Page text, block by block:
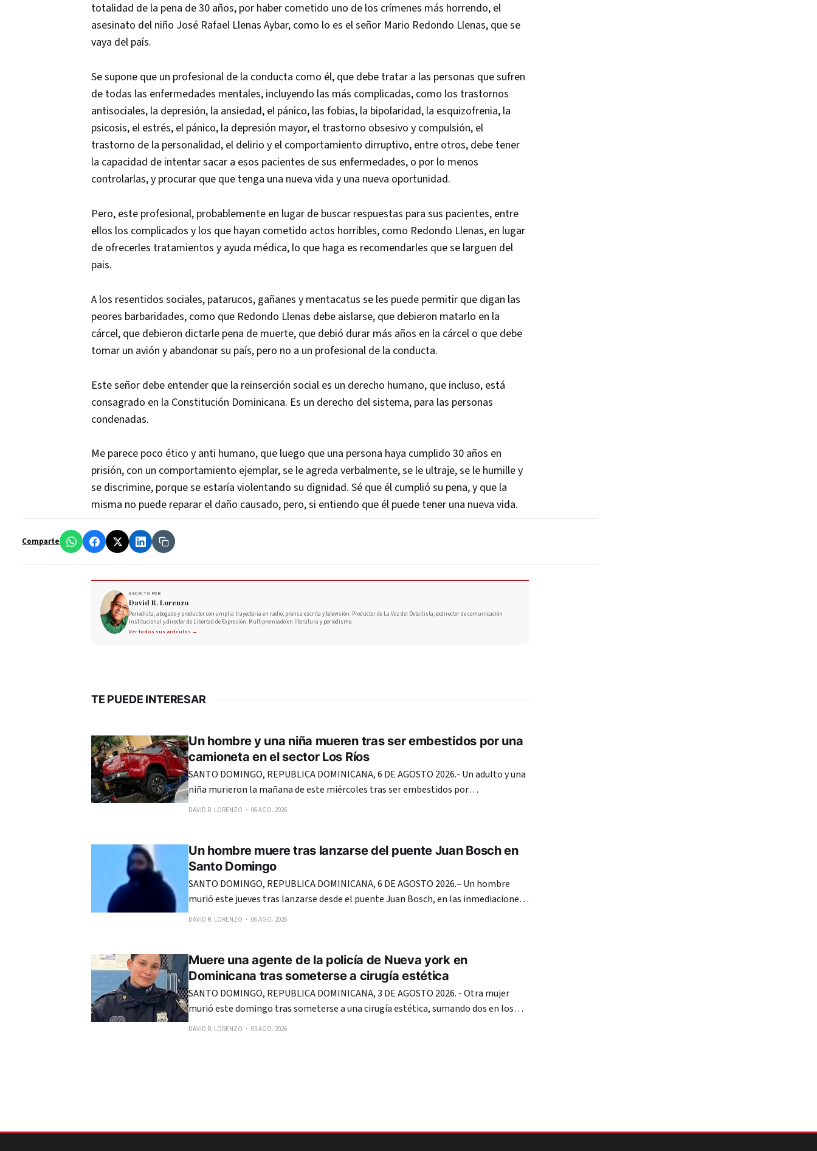
totalidad de la pena de 30 años, por haber cometido uno de los crímenes más horrendo, el
asesinato del niño José Rafael Llenas Aybar, como lo es el señor Mario Redondo Llenas, que se
vaya del país.
Se supone que un profesional de la conducta como él, que debe tratar a las personas que sufren
de todas las enfermedades mentales, incluyendo las más complicadas, como los trastornos
antisociales, la depresión, la ansiedad, el pánico, las fobias, la bipolaridad, la esquizofrenia, la
psicosis, el estrés, el pánico, la depresión mayor, el trastorno obsesivo y compulsión, el
trastorno de la personalidad, el delirio y el comportamiento dirruptivo, entre otros, debe tener
la capacidad de intentar sacar a esos pacientes de sus enfermedades, o por lo menos
controlarlas, y procurar que que tenga una nueva vida y una nueva oportunidad.
Pero, este profesional, probablemente en lugar de buscar respuestas para sus pacientes, entre
ellos los complicados y los que hayan cometido actos horribles, como Redondo Llenas, en lugar
de ofrecerles tratamientos y ayuda médica, lo que haga es recomendarles que se larguen del
pais.
A los resentidos sociales, patarucos, gañanes y mentacatus se les puede permitir que digan las
peores barbaridades, como que Redondo Llenas debe aislarse, que debieron matarlo en la
cárcel, que debieron dictarle pena de muerte, que debió durar más años en la cárcel o que debe
tomar un avión y abandonar su país, pero no a un profesional de la conducta.
Este señor debe entender que la reinserción social es un derecho humano, que incluso, está
consagrado en la Constitución Dominicana. Es un derecho del sistema, para las personas
condenadas.
Me parece poco ético y anti humano, que luego que una persona haya cumplido 30 años en
prisión, con un comportamiento ejemplar, se le agreda verbalmente, se le ultraje, se le humille y
se discrimine, porque se estaría violentando su dignidad. Sé que él cumplió su pena, y que la
misma no puede reparar el daño causado, pero, si entiendo que él puede tener una nueva vida.
Comparte
ESCRITO POR
David R. Lorenzo
Periodista, abogado y productor con amplia trayectoria en radio, prensa escrita y televisión. Productor de La Voz del Detallista, exdirector de comunicación
institucional y director de Libertad de Expresión. Multipremiado en literatura y periodismo.
Ver todos sus artículos →
TE PUEDE INTERESAR
Un hombre y una niña mueren tras ser embestidos por una
camioneta en el sector Los Ríos
SANTO DOMINGO, REPUBLICA DOMINICANA, 6 DE AGOSTO 2026.- Un adulto y una
niña murieron la mañana de este miércoles tras ser embestidos por
una camioneta de doble cabina en la avenida Coronel Juan María Lora Fernández,
DAVID R. LORENZO 06 AGO. 2026
Un hombre muere tras lanzarse del puente Juan Bosch en
Santo Domingo
SANTO DOMINGO, REPUBLICA DOMINICANA, 6 DE AGOSTO 2026.– Un hombre
murió este jueves tras lanzarse desde el puente Juan Bosch, en las inmediaciones
del sector La Ciénaga, en el Distrito Nacional, según se observa en un video que
DAVID R. LORENZO 06 AGO. 2026
Muere una agente de la policía de Nueva york en
Dominicana tras someterse a cirugía estética
SANTO DOMINGO, REPUBLICA DOMINICANA, 3 DE AGOSTO 2026. - Otra mujer
murió este domingo tras someterse a una cirugía estética, sumando dos en los
últimos 10 días en Santo Domingo, lo que vuelve a encender las alarmas en el
DAVID R. LORENZO 03 AGO. 2026